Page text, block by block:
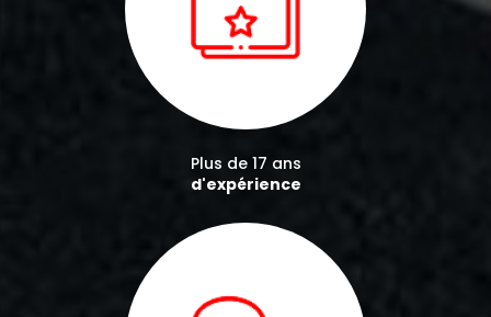
Plus de 17 ans
d'expérience